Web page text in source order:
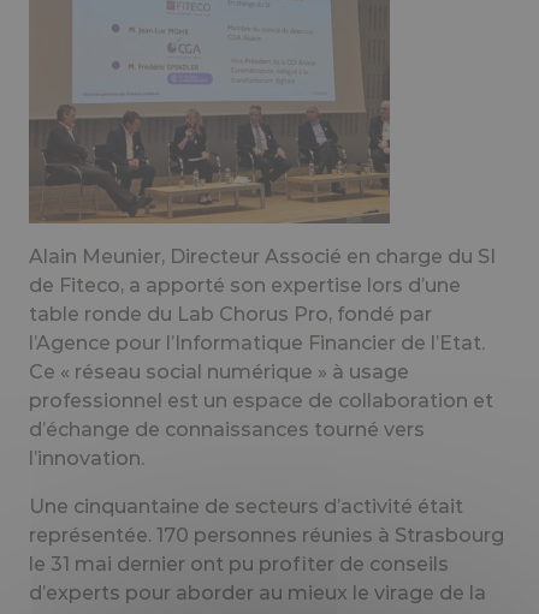
Alain Meunier, Directeur Associé en charge du SI
de Fiteco, a apporté son expertise lors d’une
table ronde du Lab Chorus Pro, fondé par
l’Agence pour l’Informatique Financier de l’Etat.
Ce « réseau social numérique » à usage
professionnel est un espace de collaboration et
d’échange de connaissances tourné vers
l’innovation.
Une cinquantaine de secteurs d’activité était
représentée. 170 personnes réunies à Strasbourg
le 31 mai dernier ont pu profiter de conseils
d’experts pour aborder au mieux le virage de la